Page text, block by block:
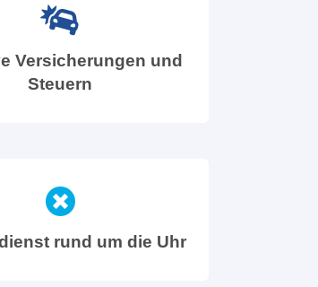
Versicherungen und
Steuern
rund um die Uhr